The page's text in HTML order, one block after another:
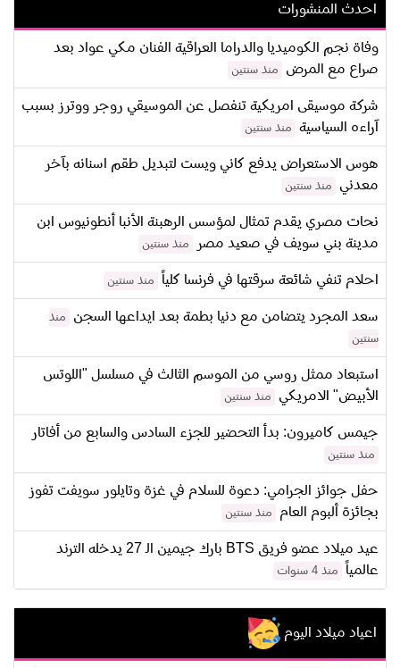
احدث المنشورات
وفاة نجم الكوميديا والدراما العراقية الفنان مكي عواد بعد
صراع مع المرض
منذ سنتين
شركة موسيقى امريكية تنفصل عن الموسيقي روجر ووترز بسبب
آراءه السياسية
منذ سنتين
هوس الاستعراض يدفع كاني ويست لتبديل طقم اسنانه بآخر
معدني
منذ سنتين
نحات مصري يقدم تمثال لمؤسس الرهبنة الأنبا أنطونيوس ابن
مدينة بني سويف في صعيد مصر
منذ سنتين
احلام تنفي شائعة سرقتها في فرنسا كلياً منذ سنتين
سعد المجرد يتضامن مع دنيا بطمة بعد ايداعها السجن
منذ
سنتين
استبعاد ممثل روسي من الموسم الثالث في مسلسل "اللوتس
الأبيض" الامريكي
منذ سنتين
جيمس كاميرون: بدأ التحضير للجزء السادس والسابع من أفاتار
منذ سنتين
حفل جوائز الجرامي: دعوة للسلام في غزة وتايلور سويفت تفوز
بجائزة ألبوم العام
منذ سنتين
عيد ميلاد عضو فريق BTS بارك جيمين الـ 27 يدخله الترند
عالمياً
منذ 4 سنوات
اعياد ميلاد اليوم